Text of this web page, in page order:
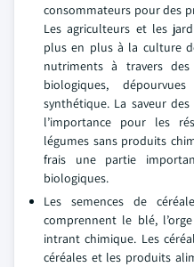
consommateurs pour des
Les agriculteurs et les
plus en plus à la culture
nutriments à travers
biologiques,
synthétique. La saveur
l’importance pour les
légumes sans produits
frais une partie
biologiques.
Les semences de
comprennent le blé,
intrant chimique. Les
céréales et les produits